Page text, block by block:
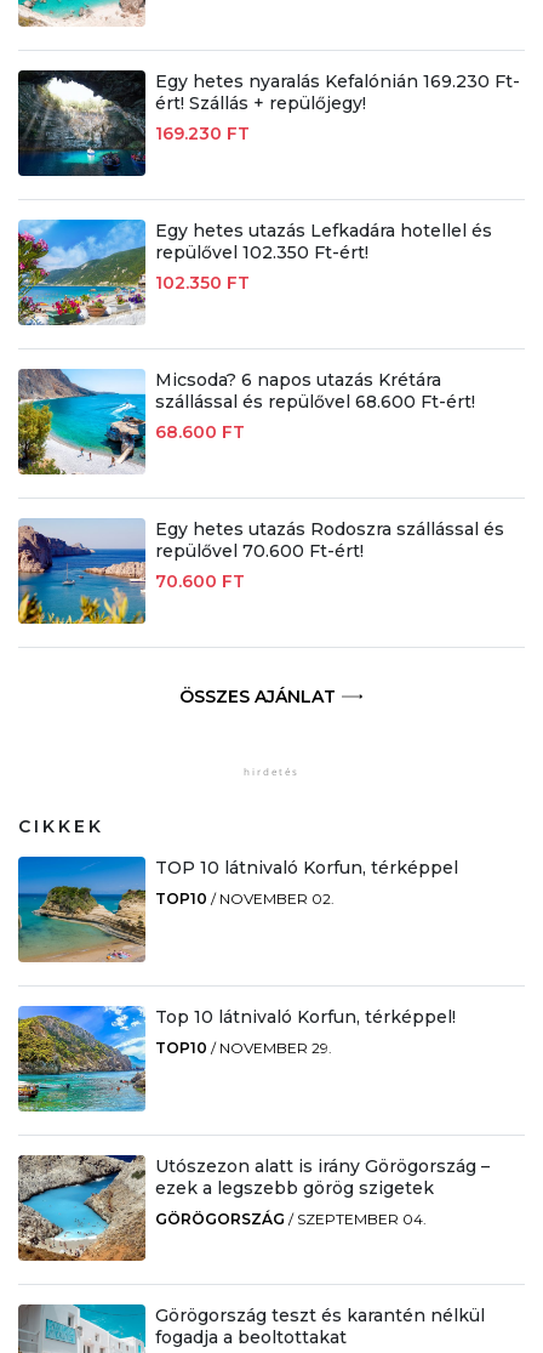
Egy hetes nyaralás Kefalónián 169.230 Ft-
ért! Szállás + repülőjegy!
169.230 FT
Egy hetes utazás Lefkadára hotellel és
repülővel 102.350 Ft-ért!
102.350 FT
Micsoda? 6 napos utazás Krétára
szállással és repülővel 68.600 Ft-ért!
68.600 FT
Egy hetes utazás Rodoszra szállással és
repülővel 70.600 Ft-ért!
70.600 FT
ÖSSZES AJÁNLAT
CIKKEK
TOP 10 látnivaló Korfun, térképpel
TOP10 / NOVEMBER 02.
Top 10 látnivaló Korfun, térképpel!
TOP10 / NOVEMBER 29.
Utószezon alatt is irány Görögország –
ezek a legszebb görög szigetek
GÖRÖGORSZÁG / SZEPTEMBER 04.
Görögország teszt és karantén nélkül
fogadja a beoltottakat